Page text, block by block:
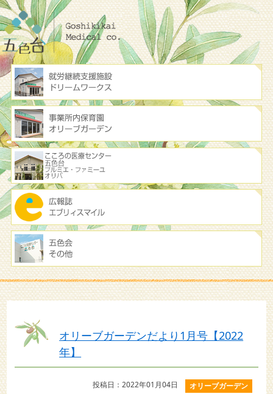
オリーブガーデンだより1月号【2022
年】
オリーブガーデン
投稿日：2022年01月04日